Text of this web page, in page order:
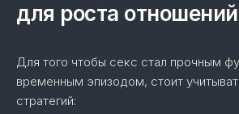
для роста отношений
Для того чтобы секс стал прочным
временным эпизодом, стоит
стратегий: